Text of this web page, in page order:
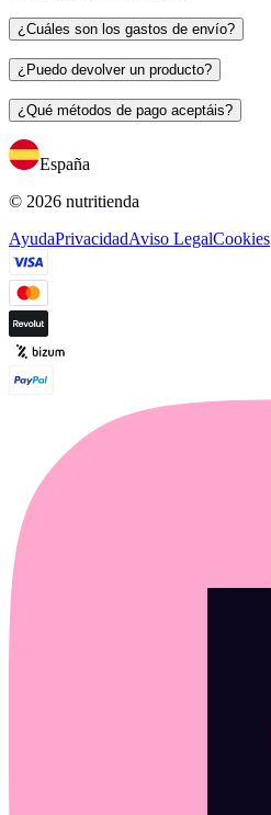
¿Cuáles son los gastos de envío?
¿Puedo devolver un producto?
¿Qué métodos de pago aceptáis?
España
© 2026 nutritienda
AyudaPrivacidadAviso LegalCookies